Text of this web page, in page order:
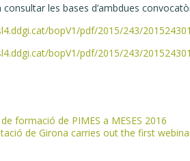
consultar les bases d’ambdues
bopV1/pdf/2015/243/
bopV1/pdf/2015/243/
formació de PIMES a MESES 2016
de Girona carries out the first